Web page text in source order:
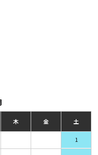
木 金 土
1